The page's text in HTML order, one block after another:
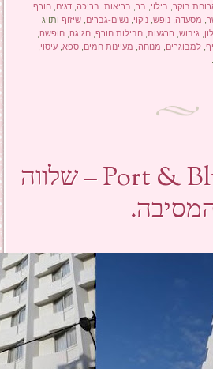
בוקר בילוי בר בריאות בריכה ,דגים ,חורף
מסעדה ,נופש ,ניקוי ,נשים-גברים ,שיזוף ותויג
גיבוש הרגעות ,חבילות חורף ,חגיגה ,חופשה
,למבוגרים מנוחה מעיינות חמים ,ספא ,עיסוי
Port & Blue TLV – שלווה